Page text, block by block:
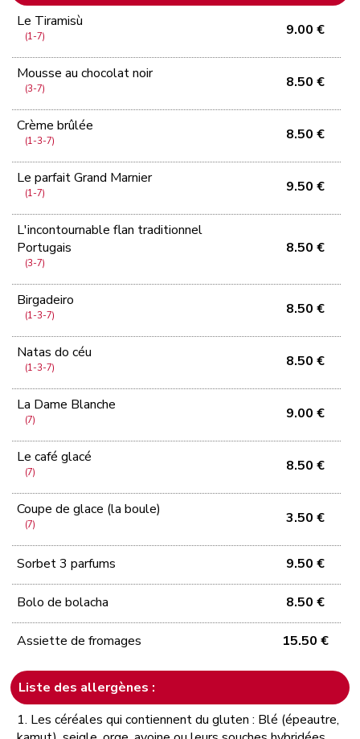
Le Tiramisù
(1-7) 9.00 €
Mousse au chocolat noir
(3-7) 8.50 €
Crème brûlée
(1-3-7) 8.50 €
Le parfait Grand Marnier
(1-7) 9.50 €
L'incontournable flan traditionnel
Portugais
(3-7)
8.50 €
Birgadeiro
(1-3-7) 8.50 €
Natas do céu
(1-3-7) 8.50 €
La Dame Blanche
(7) 9.00 €
Le café glacé
(7) 8.50 €
Coupe de glace (la boule)
(7) 3.50 €
Sorbet 3 parfums 9.50 €
Bolo de bolacha 8.50 €
Assiette de fromages 15.50 €
Liste des allergènes :
1. Les céréales qui contiennent du gluten : Blé (épeautre,